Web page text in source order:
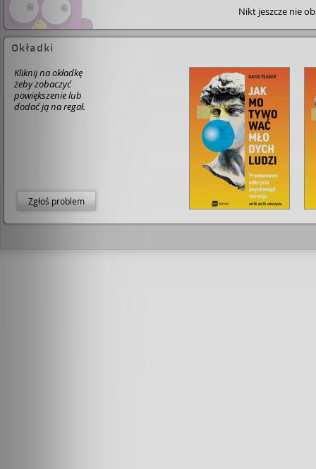
Nikt jeszcze nie
Okładki
Kliknij na okładkę
żeby zobaczyć
powiększenie lub
dodać ją na regał.
Zgłoś problem